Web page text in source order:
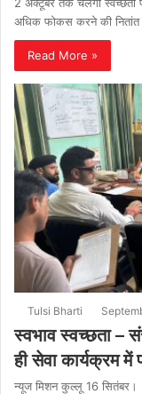
2 अक्टूबर तक चलेगा स्वच्छता
अधिक फोकस करने की
Read More »
Tulsi Bharti
स्वभाव स्वच्छता –
ही सेवा कार्यक्रम
न्यूज मिशन कुल्लू 16 सितंबर।